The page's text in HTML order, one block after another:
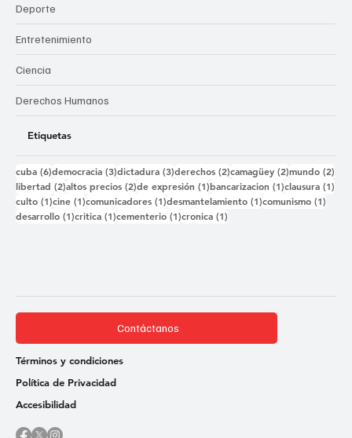
Deporte
Entretenimiento
Ciencia
Derechos Humanos
Etiquetas
cuba (6)6 entradas
democracia (3)3 entradas
dictadura (3)3 entradas
derechos (2)2 entradas
camagüey (2)2 entradas
mundo (2)
libertad (2)2 entradas
altos precios (2)2 entradas
de expresión (1)1 entrada
bancarizacion (1)1 entrada
clausura (1)
culto (1)1 entrada
cine (1)1 entrada
comunicadores (1)1 entrada
desmantelamiento (1)1 entrada
comunismo (1)
desarrollo (1)1 entrada
critica (1)1 entrada
cementerio (1)1 entrada
cronica (1)
Contáctanos
Términos y condiciones
Política de Privacidad
Accesibilidad